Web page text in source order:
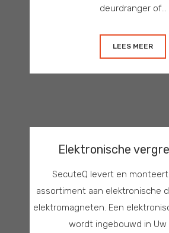
deurdranger of...
LEES MEER
Elektronische
SecuteQ levert en
assortiment aan elektronische
elektromagneten. Een
wordt ingebouwd in Uw